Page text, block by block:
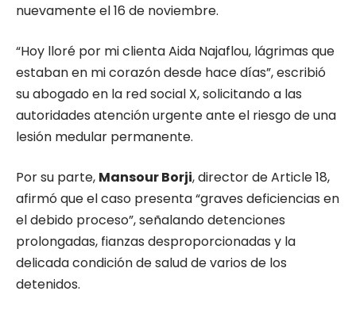
nuevamente el 16 de noviembre.
“Hoy lloré por mi clienta Aida Najaflou, lágrimas que
estaban en mi corazón desde hace días”, escribió
su abogado en la red social X, solicitando a las
autoridades atención urgente ante el riesgo de una
lesión medular permanente.
Por su parte, Mansour Borji, director de Article 18,
afirmó que el caso presenta “graves deficiencias en
el debido proceso”, señalando detenciones
prolongadas, fianzas desproporcionadas y la
delicada condición de salud de varios de los
detenidos.